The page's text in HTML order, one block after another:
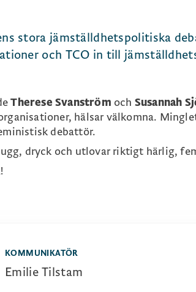
stora jämställdhetspolitiska
och TCO in till
Therese Svanström och Susannah
hälsar välkomna.
debattör.
dryck och utlovar riktigt härlig,
KOMMUNIKATÖR
Emilie Tilstam